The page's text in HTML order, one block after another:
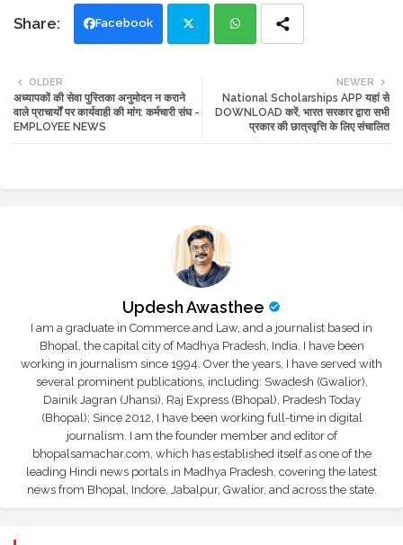
Facebook
tte ats
NEWER
National Scholarships APP यहां से
DOWNLOAD करें, भारत सरकार द्वारा सभी
प्रकार की छात्रवृत्ति के लिए संचालित
OLDER
अध्यापकों की सेवा पुस्तिका अनुमोदन न कराने
वाले प्राचार्यों पर कार्यवाही की मांग: कर्मचारी संघ -
EMPLOYEE NEWS
Updesh Awasthee
I am a graduate in Commerce and Law, and a journalist based in
Bhopal, the capital city of Madhya Pradesh, India. I have been
working in journalism since 1994. Over the years, I have served with
several prominent publications, including: Swadesh (Gwalior),
Dainik Jagran (Jhansi), Raj Express (Bhopal), Pradesh Today
(Bhopal); Since 2012, I have been working full-time in digital
journalism. I am the founder member and editor of
bhopalsamachar.com, which has established itself as one of the
leading Hindi news portals in Madhya Pradesh, covering the latest
news from Bhopal, Indore, Jabalpur, Gwalior, and across the state.